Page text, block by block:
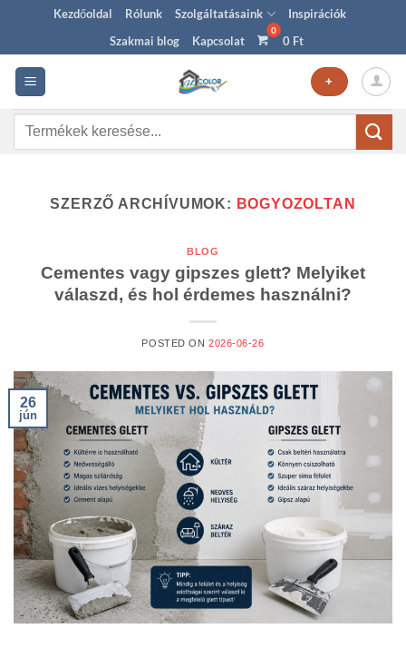
content
Kezdőoldal Rólunk Szolgáltatásaink
Inspirációk
Szakmai blog
Kapcsolat 0 Ft
+
Keresés
SZERZŐ ARCHÍVUMOK: BOGYOZOLTAN
BLOG
Cementes vagy gipszes glett? Melyiket
válaszd, és hol érdemes használni?
POSTED ON 2026-06-26
26
jún